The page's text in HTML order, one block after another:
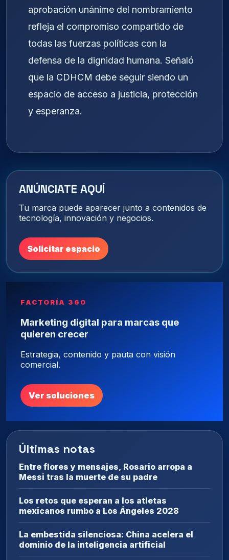
aprobación unánime del nombramiento
refleja el compromiso compartido de
todas las fuerzas políticas con la
defensa de la dignidad humana. Señaló
que la CDHCM debe seguir siendo un
espacio de acceso a justicia, protección
y esperanza.
ANÚNCIATE AQUÍ
Tu marca puede aparecer junto a contenidos de
tecnología, innovación y negocios.
Solicitar espacio
FACTORÍA 360
Marketing digital para marcas que
quieren crecer
Estrategia, contenido y pauta con visión
comercial.
Ver soluciones
Últimas notas
Entre flores y mensajes, Rosario arropa a
Messi tras la muerte de su padre
Los retos que esperan a los atletas
mexicanos rumbo a Los Ángeles 2028
La embestida silenciosa: China acelera el
dominio de la inteligencia artificial